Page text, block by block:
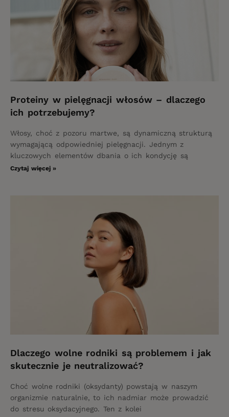
Proteiny w pielęgnacji włosów – dlaczego
ich potrzebujemy?
Włosy, choć z pozoru martwe, są dynamiczną strukturą
wymagającą odpowiedniej pielęgnacji. Jednym z
kluczowych elementów dbania o ich kondycję są
Czytaj więcej »
Dlaczego wolne rodniki są problemem i jak
skutecznie je neutralizować?
Choć wolne rodniki (oksydanty) powstają w naszym
organizmie naturalnie, to ich nadmiar może prowadzić
do stresu oksydacyjnego. Ten z kolei